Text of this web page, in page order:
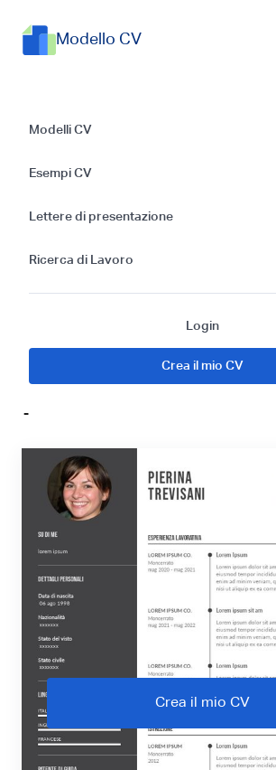
Modello CV
Modelli CV
Esempi CV
Lettere di presentazione
Ricerca di Lavoro
Login
Crea il mio CV
Esempi di CV
posizione di
Membro
Suggerimenti
per il 2024
Crea il mio CV